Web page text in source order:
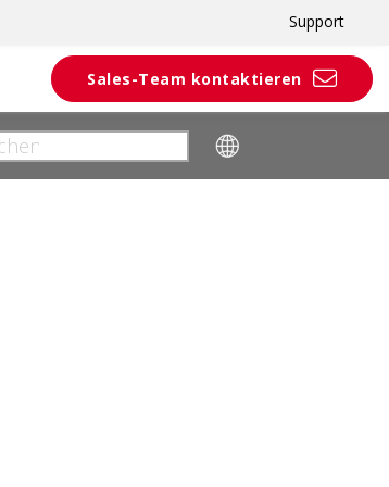
Support
Sales-Team kontaktieren